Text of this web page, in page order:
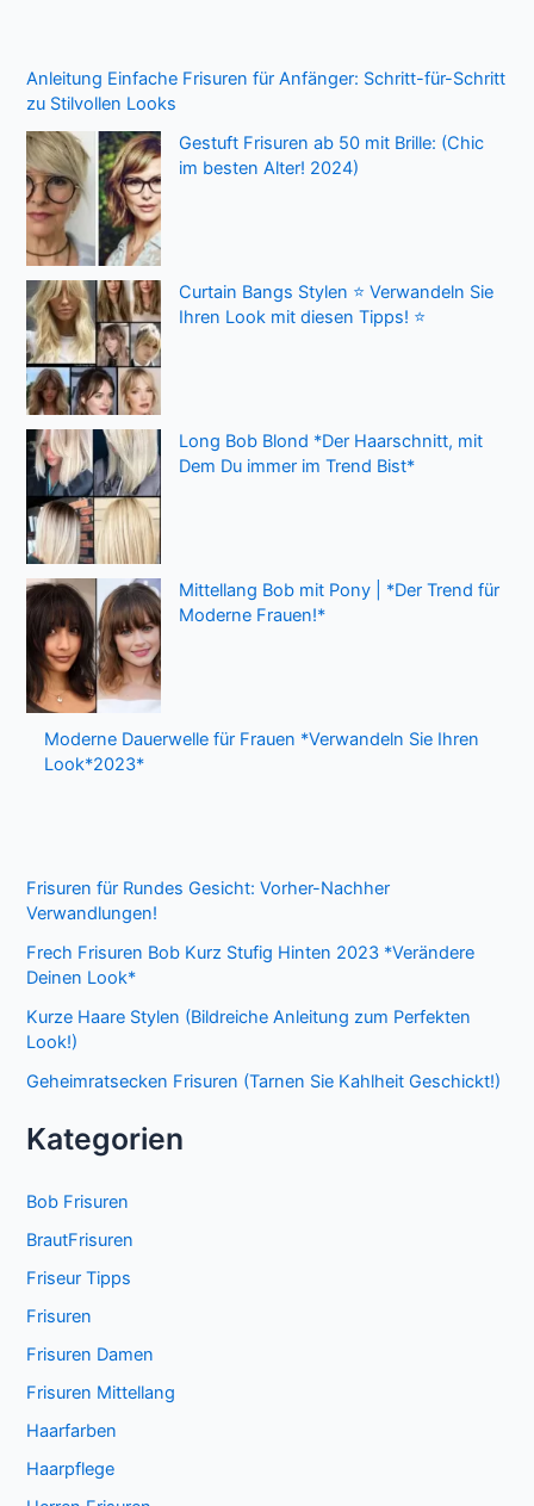
Anleitung Einfache Frisuren für Anfänger: Schritt-für-Schritt
zu Stilvollen Looks
Gestuft Frisuren ab 50 mit Brille: (Chic
im besten Alter! 2024)
Curtain Bangs Stylen ⭐ Verwandeln Sie
Ihren Look mit diesen Tipps! ⭐
Long Bob Blond *Der Haarschnitt, mit
Dem Du immer im Trend Bist*
Mittellang Bob mit Pony | *Der Trend für
Moderne Frauen!*
Moderne Dauerwelle für Frauen *Verwandeln Sie Ihren
Look*2023*
Frisuren für Rundes Gesicht: Vorher-Nachher
Verwandlungen!
Frech Frisuren Bob Kurz Stufig Hinten 2023 *Verändere
Deinen Look*
Kurze Haare Stylen (Bildreiche Anleitung zum Perfekten
Look!)
Geheimratsecken Frisuren (Tarnen Sie Kahlheit Geschickt!)
Kategorien
Bob Frisuren
BrautFrisuren
Friseur Tipps
Frisuren
Frisuren Damen
Frisuren Mittellang
Haarfarben
Haarpflege